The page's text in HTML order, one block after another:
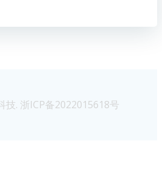
技. 浙ICP备2022015618号